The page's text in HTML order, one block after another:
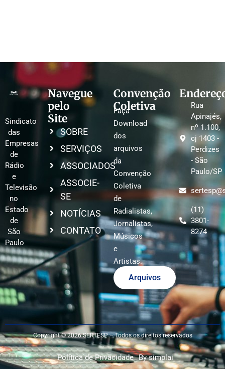
Sindicato
das
Empresas
de
Rádio
e
Televisão
no
Estado
de
São
Paulo
Navegue
pelo
Site
SOBRE
SERVIÇOS
ASSOCIADOS
ASSOCIE-
SE
NOTÍCIAS
CONTATO
Convenção
Coletiva
Faça
Download
dos
arquivos
da
Convenção
Coletiva
de
Radialistas,
Jornalistas,
Músicos
e
Artistas.
Arquivos
Rua
Apinajés,
nº 1.100,
cj 1403 -
Perdizes
- São
Paulo/SP
(11)
3801-
8274
Copyright © 2026 SERTESP – Todos os direitos reservados
Política de Privacidade By simplai